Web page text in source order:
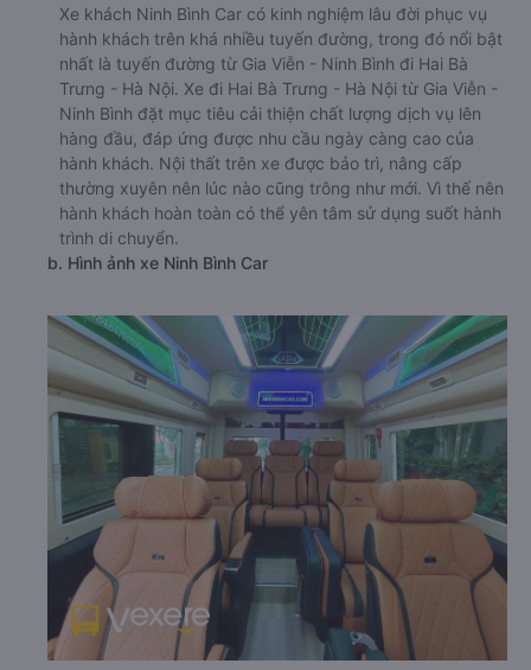
Xe khách Ninh Bình Car có kinh nghiệm lâu đời phục vụ
hành khách trên khá nhiều tuyến đường, trong đó nổi bật
nhất là tuyến đường từ Gia Viễn - Ninh Bình đi Hai Bà
Trưng - Hà Nội. Xe đi Hai Bà Trưng - Hà Nội từ Gia Viễn -
Ninh Bình đặt mục tiêu cải thiện chất lượng dịch vụ lên
hàng đầu, đáp ứng được nhu cầu ngày càng cao của
hành khách. Nội thất trên xe được bảo trì, nâng cấp
thường xuyên nên lúc nào cũng trông như mới. Vì thế nên
hành khách hoàn toàn có thể yên tâm sử dụng suốt hành
trình di chuyển.
b. Hình ảnh xe Ninh Bình Car